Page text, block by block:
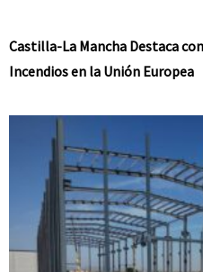
Castilla-La Mancha Destaca
Incendios en la Unión Europea